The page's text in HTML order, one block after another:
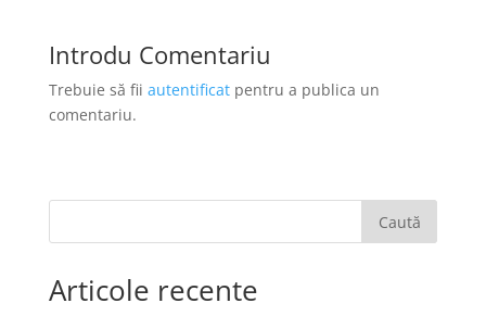
Introdu Comentariu
Trebuie să fii autentificatpentru a publica un
comentariu.
Caută
Articole recente